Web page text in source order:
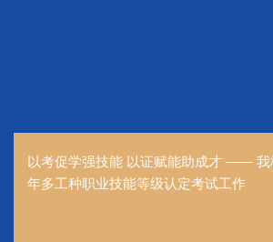
以考促学强技能 以证赋能助成才 —— 我
年多工种职业技能等级认定考试工作